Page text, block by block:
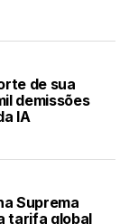
de sua
demissões
IA
Suprema
tarifa global